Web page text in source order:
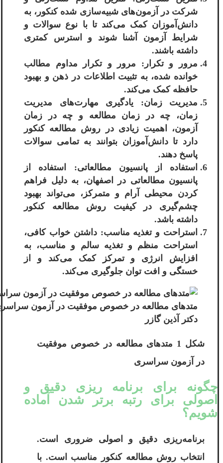
شرکت در آزمون‌های شبیه‌سازی شده کنکور، به
دانش‌آموزان کمک می‌کند تا با نوع سوالات و
شرایط آزمون آشنا شوند و استرس کمتری
داشته باشند.
مرور و تکرار: مرور و تکرار مداوم مطالب
خوانده شده، به تثبیت اطلاعات در ذهن و بهبود
حافظه کمک می‌کند.
مدیریت زمان: یادگیری مهارت‌های مدیریت
زمان، چه در زمان مطالعه و چه در زمان
آزمون، اهمیت زیادی در روش مطالعه کنکور
دارد تا دانش‌آموزان بتوانند به تمامی سوالات
پاسخ دهند.
استفاده از پانسیون مطالعاتی: استفاده از
پانسیون مطالعاتی در اصفهان، به دلیل فراهم
کردن محیطی آرام و متمرکز، می‌تواند بهبود
چشم‌گیری در کیفیت روش مطالعه کنکور
داشته باشد.
استراحت و تغذیه مناسب: داشتن خواب کافی،
استراحت منظم و تغذیه سالم و مناسب، به
افزایش انرژی و تمرکز کمک می‌کند و از
خستگی و افت توان جلوگیری می‌کند.
متدهای مطالعه در خصوص موفقیت در آزمون
دکتر آذین گازر
شکل 1 متدهای مطالعه در خصوص موفقیت
در آزمون سراسری
چگونه برای برنامه ریزی دقیق و
اصولی برای رتبه برتر شدن آماده
شویم؟
برنامه‌ریزی دقیق و اصولی ضروری است.
انتخاب روش مطالعه کنکور مناسب است. با